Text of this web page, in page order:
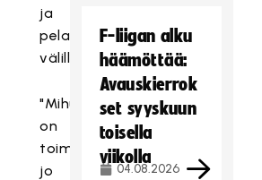
ja
pelaajien
välillä.
"Mihu"
on
toiminut
jo
F-liigan alku
häämöttää:
Avauskierrok
set syyskuun
toisella
viikolla
04.08.2026